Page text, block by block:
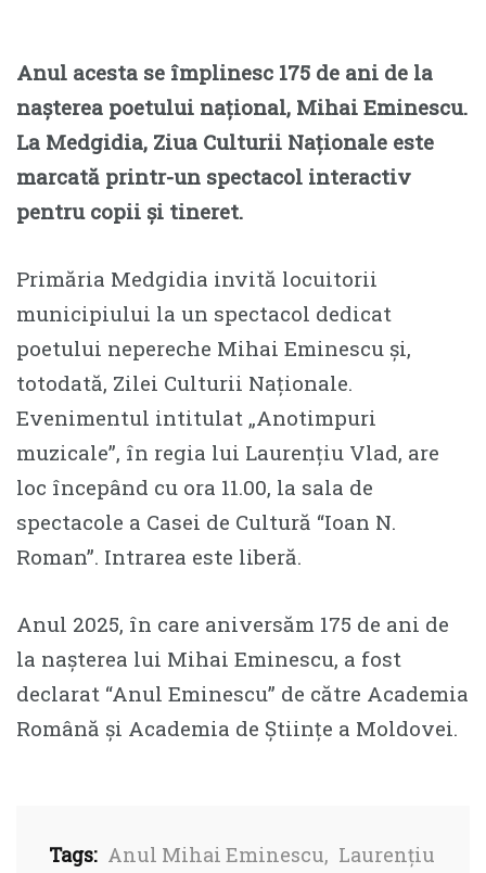
Anul acesta se împlinesc 175 de ani de la
nașterea poetului național, Mihai Eminescu.
La Medgidia, Ziua Culturii Naționale este
marcată printr-un spectacol interactiv
pentru copii și tineret.
Primăria Medgidia invită locuitorii
municipiului la un spectacol dedicat
poetului nepereche Mihai Eminescu și,
totodată, Zilei Culturii Naționale.
Evenimentul intitulat „Anotimpuri
muzicale”, în regia lui Laurențiu Vlad, are
loc începând cu ora 11.00, la sala de
spectacole a Casei de Cultură “Ioan N.
Roman”. Intrarea este liberă.
Anul 2025, în care aniversăm 175 de ani de
la nașterea lui Mihai Eminescu, a fost
declarat “Anul Eminescu” de către Academia
Română și Academia de Științe a Moldovei.
Tags: Anul Mihai Eminescu, Laurențiu